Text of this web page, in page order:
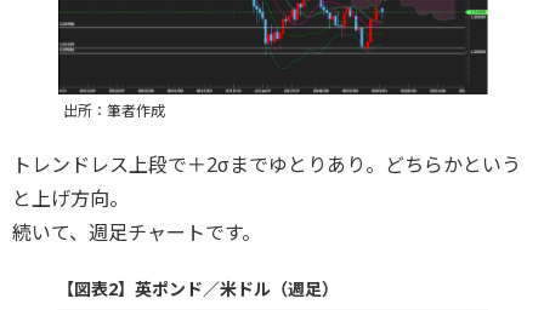
出所：筆者作成
トレンドレス上段で＋2σまでゆとりあり。どちらかという
と上げ方向。
続いて、週足チャートです。
【図表2】英ポンド／米ドル（週足）